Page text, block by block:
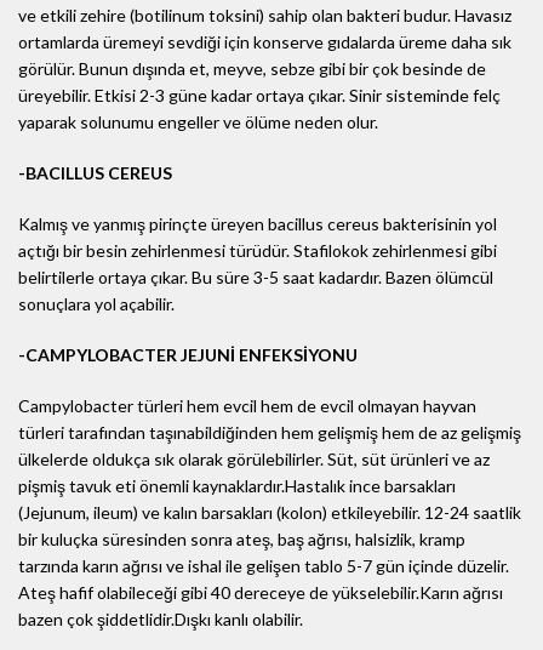
ve etkili zehire (botilinum toksini) sahip olan bakteri budur. Havasız
ortamlarda üremeyi sevdiği için konserve gıdalarda üreme daha sık
görülür. Bunun dışında et, meyve, sebze gibi bir çok besinde de
üreyebilir. Etkisi 2-3 güne kadar ortaya çıkar. Sinir sisteminde felç
yaparak solunumu engeller ve ölüme neden olur.
-BACILLUS CEREUS
Kalmış ve yanmış pirinçte üreyen bacillus cereus bakterisinin yol
açtığı bir besin zehirlenmesi türüdür. Stafilokok zehirlenmesi gibi
belirtilerle ortaya çıkar. Bu süre 3-5 saat kadardır. Bazen ölümcül
sonuçlara yol açabilir.
-CAMPYLOBACTER JEJUNİ ENFEKSİYONU
Campylobacter türleri hem evcil hem de evcil olmayan hayvan
türleri tarafından taşınabildiğinden hem gelişmiş hem de az gelişmiş
ülkelerde oldukça sık olarak görülebilirler. Süt, süt ürünleri ve az
pişmiş tavuk eti önemli kaynaklardır.Hastalık ince barsakları
(Jejunum, ileum) ve kalın barsakları (kolon) etkileyebilir. 12-24 saatlik
bir kuluçka süresinden sonra ateş, baş ağrısı, halsizlik, kramp
tarzında karın ağrısı ve ishal ile gelişen tablo 5-7 gün içinde düzelir.
Ateş hafif olabileceği gibi 40 dereceye de yükselebilir.Karın ağrısı
bazen çok şiddetlidir.Dışkı kanlı olabilir.